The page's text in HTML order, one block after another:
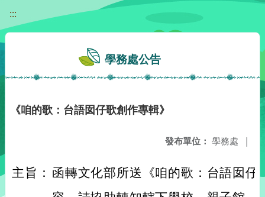
:::
學務處公告
《咱的歌：台語囡仔歌創作專輯》
發布單位： 學務處 |
主旨： 函轉文化部所送《咱的歌：台語囡仔